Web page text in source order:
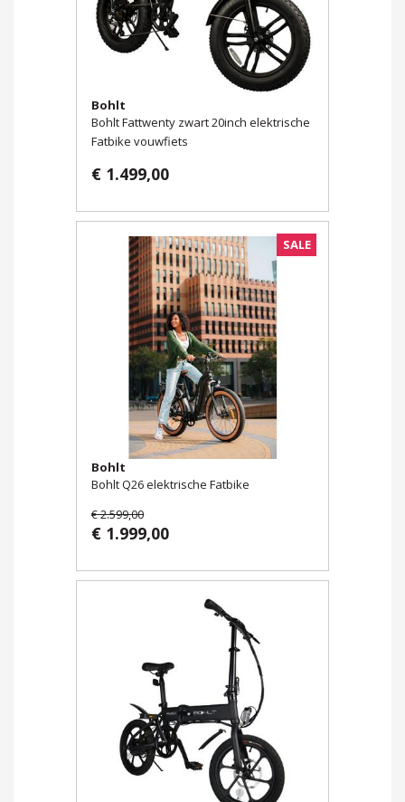
Bohlt
Bohlt Fattwenty zwart 20inch elektrische
Fatbike vouwfiets
€ 1.499,00
SALE
Bohlt
Bohlt Q26 elektrische Fatbike
€ 2.599,00
€ 1.999,00